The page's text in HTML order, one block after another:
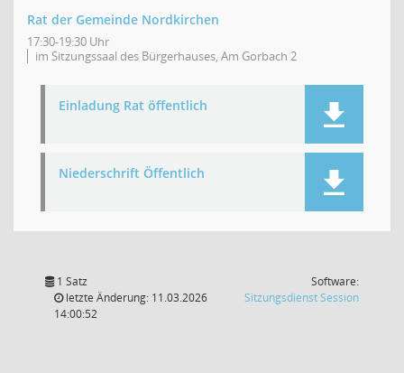
Rat der Gemeinde Nordkirchen
17:30-19:30 Uhr
im Sitzungssaal des Bürgerhauses, Am Gorbach 2
Einladung Rat öffentlich
Niederschrift Öffentlich
1 Satz
letzte Änderung: 11.03.2026
14:00:52
Software:
SitzungsdienstSession(Wird in